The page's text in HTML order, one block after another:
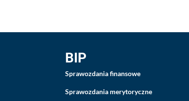
BIP
Sprawozdania finansowe
Sprawozdania merytoryczne